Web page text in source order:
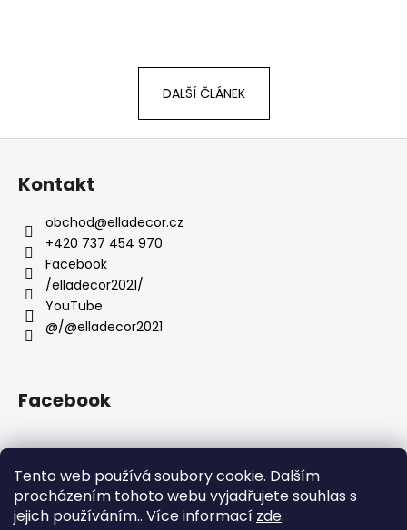
Tento web používá soubory cookie. Dalším
procházením tohoto webu vyjadřujete souhlas s
jejich používáním.. Více informací zde.
DALŠÍ ČLÁNEK
u
e
e
Z
Kontakt
obchod@elladecor.cz
+420 737 454 970
Facebook
/elladecor2021/
YouTube
@/@elladecor2021
Facebook
Přijímáme online platby